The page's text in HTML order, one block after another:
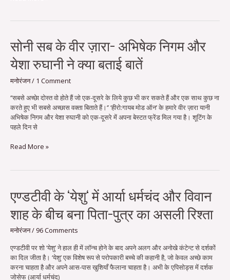
रोहिताश्व
सोनी सब के वीर ज़ारा- अभिषेक निगम और
येशा रुघानी ने क्या बताई बातें
मनोरंजन/ 1 Comment
‘’सबसे अच्छेा दोस्त वो होते हैं जो एक-दूसरे के लिये कुछ भी कर सकते हैं और एक साथ कुछ ना
करते हुए भी सबसे अच्छास वक्ता बिताते हैं।‘’ ‘हीरो:गायब मोड ऑन’ के हमारे वीर ज़ारा यानी
अभिषेक निगम और येशा रुघानी को एक-दूसरे में अपना बेस्टत फ्रेंड मिल गया है। शूटिंग के
पहले दिन से
सोनी
सब
के
वीर
ज़ारा-
निगम
और
येशा
रुघानी
क्या
बातें
Read More »
एण्डटीवी के ‘येशु‘ में आर्या धर्मचंद और विवान
शाह के बीच बना पिता-पुत्र का असली रिश्ता
मनोरंजन/ 96 Comments
एण्डटीवी पर शो ‘येशु’ ने हाल ही में लाॅन्च होने के बाद अपने अलग और अनोखे कंटेन्ट से दर्शकों
का दिल जीता है। ‘येशु’ एक विशेष रूप से परोपकारी बच्चे की कहानी है, जो केवल अच्छे काम
करना चाहता है और अपने आस-पास खुशियाँ फैलाना चाहता है। अभी के एपिसोड्स में दर्शक
जोसेफ (आर्या धर्मचंद)
एण्डटीवी
के
‘येशु‘
में
आर्या
और
विवान
शाह